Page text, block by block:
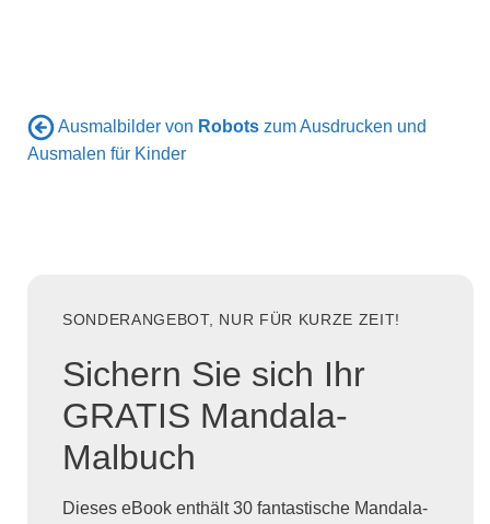
Ausmalbilder von Robots zum Ausdrucken und
Ausmalen für Kinder
SONDERANGEBOT, NUR FÜR KURZE ZEIT!
Sichern Sie sich Ihr
GRATIS Mandala-
Malbuch
Dieses eBook enthält 30 fantastische Mandala-